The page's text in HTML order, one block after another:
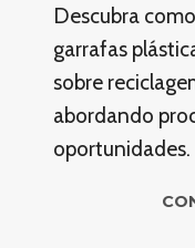
Descubra
garrafas
sobre
abordando
oportunidades.